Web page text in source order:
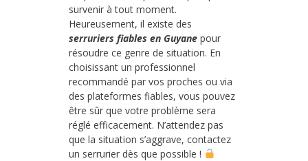
survenir à tout moment.
Heureusement, il existe des
serruriers fiables en Guyane pour
résoudre ce genre de situation. En
choisissant un professionnel
recommandé par vos proches ou via
des plateformes fiables, vous pouvez
être sûr que votre problème sera
réglé efficacement. N’attendez pas
que la situation s’aggrave, contactez
un serrurier dès que possible !